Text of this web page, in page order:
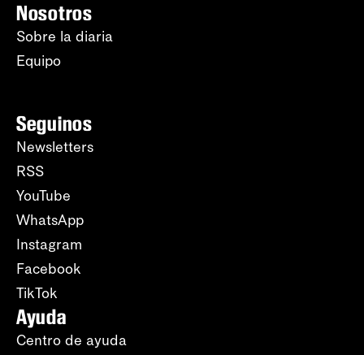
Nosotros
Sobre la diaria
Equipo
Seguinos
Newsletters
RSS
YouTube
WhatsApp
Instagram
Facebook
TikTok
Ayuda
Centro de ayuda